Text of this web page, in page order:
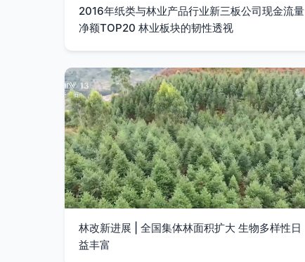
2016年纸类与林业产品行业新三板公司现金流量
净额TOP20 林业板块的韧性透视
林改新进展 | 全国集体林面积扩大 生物多样性日
益丰富